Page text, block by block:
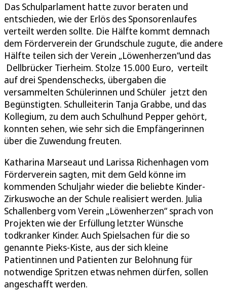
Das Schulparlament hatte zuvor beraten und
entschieden, wie der Erlös des Sponsorenlaufes
verteilt werden sollte. Die Hälfte kommt demnach
dem Förderverein der Grundschule zugute, die andere
Hälfte teilen sich der Verein „Löwenherzen“und das
Dellbrücker Tierheim. Stolze 15.000 Euro, verteilt
auf drei Spendenschecks, übergaben die
versammelten Schülerinnen und Schüler jetzt den
Begünstigten. Schulleiterin Tanja Grabbe, und das
Kollegium, zu dem auch Schulhund Pepper gehört,
konnten sehen, wie sehr sich die Empfängerinnen
über die Zuwendung freuten.
Katharina Marseaut und Larissa Richenhagen vom
Förderverein sagten, mit dem Geld könne im
kommenden Schuljahr wieder die beliebte Kinder-
Zirkuswoche an der Schule realisiert werden. Julia
Schallenberg vom Verein „Löwenherzen“ sprach von
Projekten wie der Erfüllung letzter Wünsche
todkranker Kinder. Auch Spielsachen für die so
genannte Pieks-Kiste, aus der sich kleine
Patientinnen und Patienten zur Belohnung für
notwendige Spritzen etwas nehmen dürfen, sollen
angeschafft werden.